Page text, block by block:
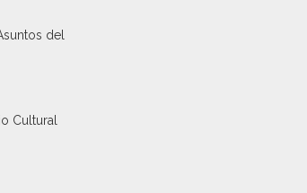
del
Cultural